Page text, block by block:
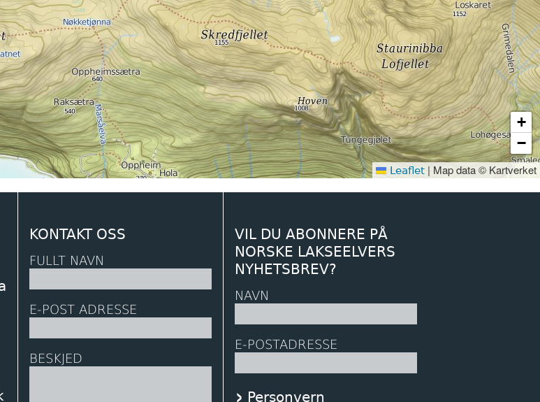
+
−
Leaflet | Map data © Kartverket
KONTAKT OSS
FULLT NAVN
E-POST ADRESSE
BESKJED
VIL DU ABONNERE PÅ
NORSKE LAKSEELVERS
NYHETSBREV?
NAVN
E-POSTADRESSE
Personvern